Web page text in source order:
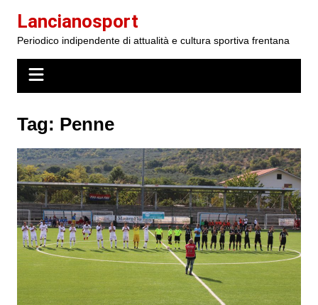
contenuto
Lancianosport
Periodico indipendente di attualità e cultura sportiva frentana
Tag: Penne